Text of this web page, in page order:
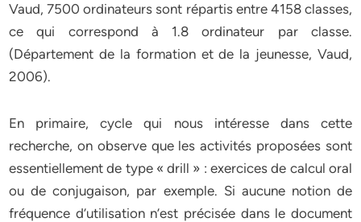
Vaud, 7500 ordinateurs sont répartis entre 4158 classes,
ce qui correspond à 1.8 ordinateur par classe.
(Département de la formation et de la jeunesse, Vaud,
2006).
En primaire, cycle qui nous intéresse dans cette
recherche, on observe que les activités proposées sont
essentiellement de type « drill » : exercices de calcul oral
ou de conjugaison, par exemple. Si aucune notion de
fréquence d’utilisation n’est précisée dans le document